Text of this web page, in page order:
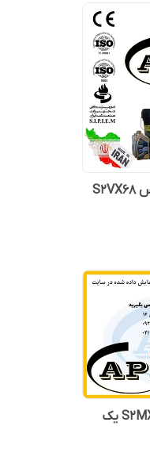
روغن هیدرولیک HVLP تلوس S2VX68
روغن هیدرولیک تلوس S2MX 68 یک